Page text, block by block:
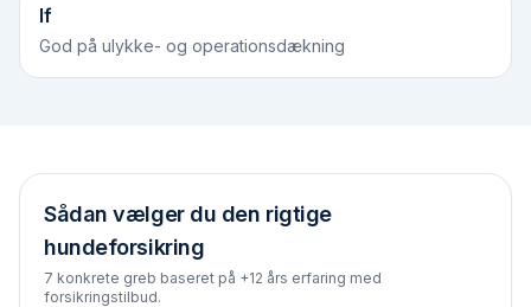
If
God på ulykke- og operationsdækning
Sådan vælger du den rigtige
hundeforsikring
7 konkrete greb baseret på +12 års erfaring med
forsikringstilbud.